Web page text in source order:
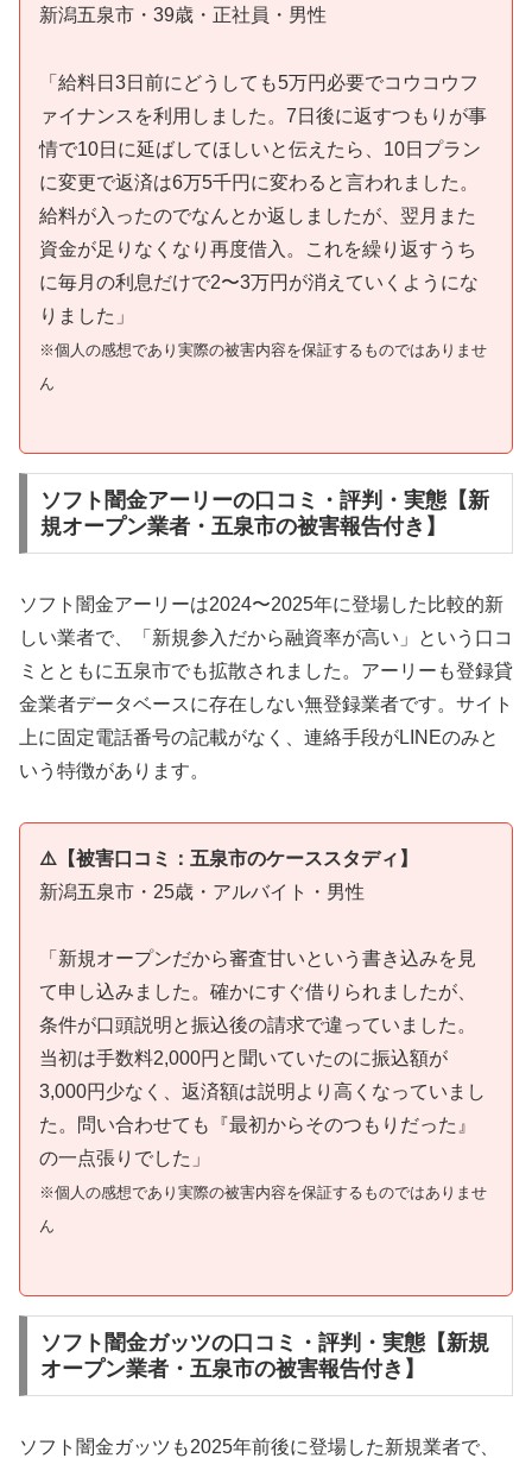
新潟五泉市・39歳・正社員・男性
「給料日3日前にどうしても5万円必要でコウコウフ
ァイナンスを利用しました。7日後に返すつもりが事
情で10日に延ばしてほしいと伝えたら、10日プラン
に変更で返済は6万5千円に変わると言われました。
給料が入ったのでなんとか返しましたが、翌月また
資金が足りなくなり再度借入。これを繰り返すうち
に毎月の利息だけで2〜3万円が消えていくようにな
りました」
※個人の感想であり実際の被害内容を保証するものではありませ
ん
ソフト闇金アーリーの口コミ・評判・実態【新
規オープン業者・五泉市の被害報告付き】
ソフト闇金アーリーは2024〜2025年に登場した比較的新
しい業者で、「新規参入だから融資率が高い」という口コ
ミとともに五泉市でも拡散されました。アーリーも登録貸
金業者データベースに存在しない無登録業者です。サイト
上に固定電話番号の記載がなく、連絡手段がLINEのみと
いう特徴があります。
⚠️【被害口コミ：五泉市のケーススタディ】
新潟五泉市・25歳・アルバイト・男性
「新規オープンだから審査甘いという書き込みを見
て申し込みました。確かにすぐ借りられましたが、
条件が口頭説明と振込後の請求で違っていました。
当初は手数料2,000円と聞いていたのに振込額が
3,000円少なく、返済額は説明より高くなっていまし
た。問い合わせても『最初からそのつもりだった』
の一点張りでした」
※個人の感想であり実際の被害内容を保証するものではありませ
ん
ソフト闇金ガッツの口コミ・評判・実態【新規
オープン業者・五泉市の被害報告付き】
ソフト闇金ガッツも2025年前後に登場した新規業者で、